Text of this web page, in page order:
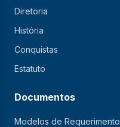
Diretoria
História
Conquistas
Estatuto
Documentos
Modelos de Requerimento